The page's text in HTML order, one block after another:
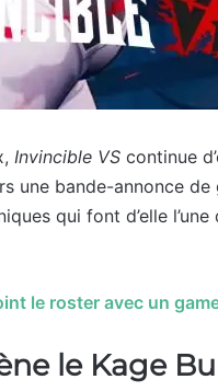
Invincible VS continue
une bande-annonce
qui font d’elle
le roster avec un
le Kage